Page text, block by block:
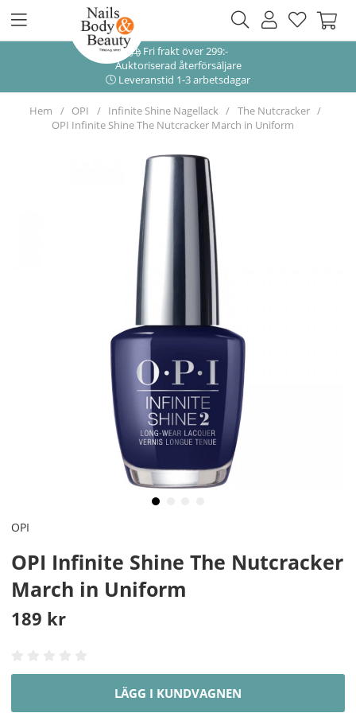
Fri frakt över 299:-
Auktoriserad återförsäljare
Leveranstid 1-3 arbetsdagar
Hem OPI Infinite Shine Nagellack
The Nutcracker
OPI Infinite Shine The Nutcracker March in Uniform
OPI
OPI Infinite Shine The Nutcracker
March in Uniform
189 kr
LÄGG I KUNDVAGNEN